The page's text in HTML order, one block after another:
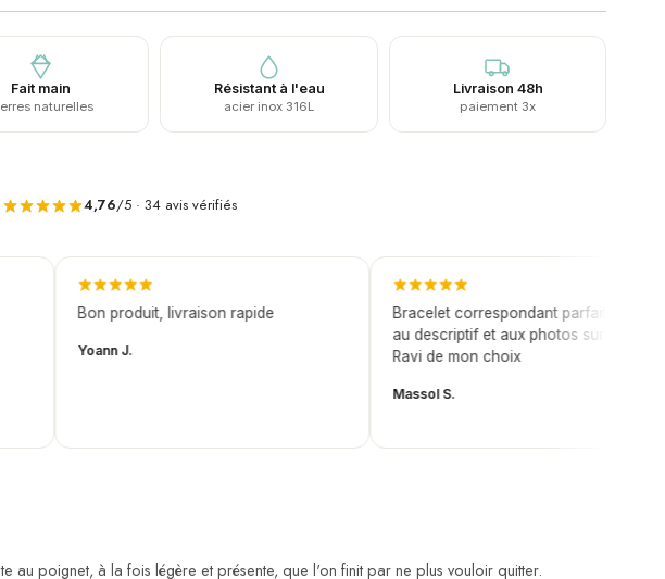
Fait main
naturelles
Résistant à l'eau
acier inox 316L
Livraison 48h
paiement 3x
4,76/5 · 34 avis vérifiés
Bon produit, livraison rapide
Yoann J.
Bracelet correspondant parfaitement
au descriptif et aux photos sur le site.
Ravi de mon choix
Massol S.
poignet, à la fois légère et présente, que l'on finit par ne plus vouloir quitter.